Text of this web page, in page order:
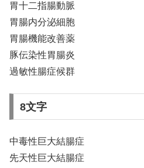
胃十二指腸動脈
胃腸内分泌細胞
胃腸機能改善薬
豚伝染性胃腸炎
過敏性腸症候群
8文字
中毒性巨大結腸症
先天性巨大結腸症